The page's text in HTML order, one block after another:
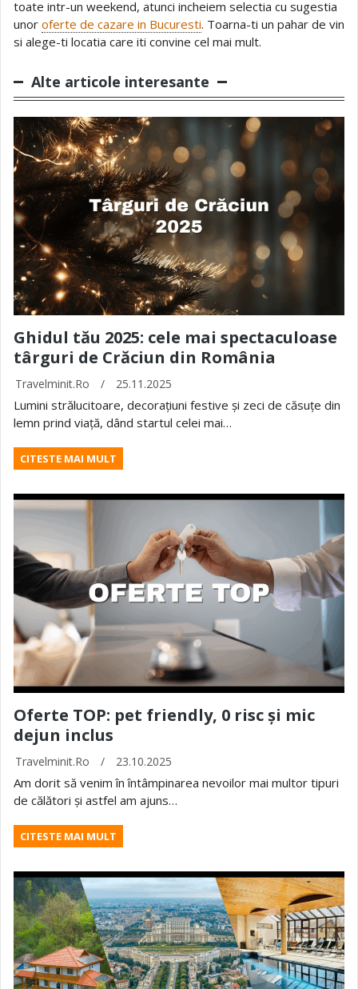
toate intr-un weekend, atunci incheiem selectia cu sugestia
unor oferte de cazare in Bucuresti. Toarna-ti un pahar de vin
si alege-ti locatia care iti convine cel mai mult.
Alte articole interesante
Ghidul tău 2025: cele mai spectaculoase
târguri de Crăciun din România
Travelminit.ro / 25.11.2025
Lumini strălucitoare, decorațiuni festive și zeci de căsuțe din
lemn prind viață, dând startul celei mai…
CITESTE MAI MULT
Oferte TOP: pet friendly, 0 risc și mic
dejun inclus
Travelminit.ro / 23.10.2025
Am dorit să venim în întâmpinarea nevoilor mai multor tipuri
de călători și astfel am ajuns…
CITESTE MAI MULT